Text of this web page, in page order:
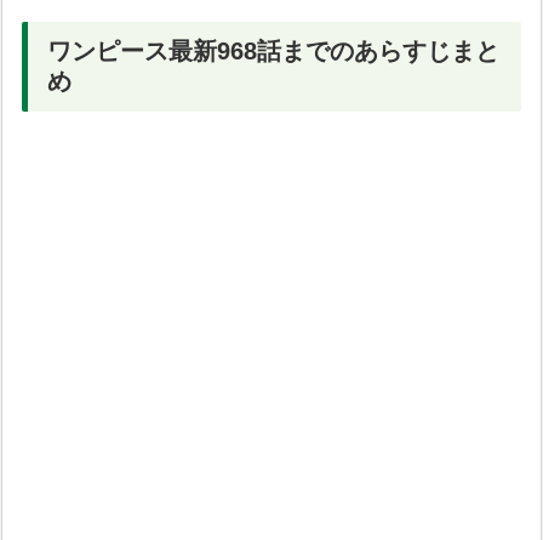
ワンピース最新968話までのあらすじまと
め